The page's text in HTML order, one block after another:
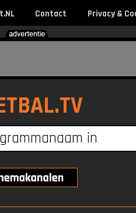
Contact Privacy &